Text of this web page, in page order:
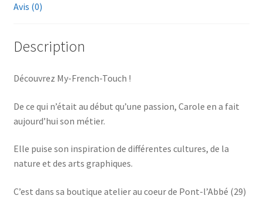
Avis (0)
Description
Découvrez My-French-Touch !
De ce qui n’était au début qu’une passion, Carole en a fait
aujourd’hui son métier.
Elle puise son inspiration de différentes cultures, de la
nature et des arts graphiques.
C’est dans sa boutique atelier au coeur de Pont-l’Abbé (29)